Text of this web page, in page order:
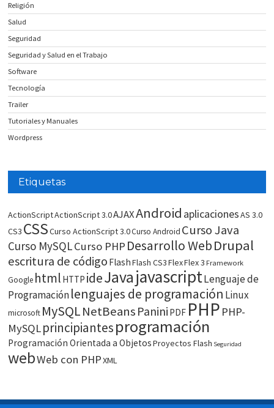
Religión
Salud
Seguridad
Seguridad y Salud en el Trabajo
Software
Tecnología
Trailer
Tutoriales y Manuales
Wordpress
Etiquetas
ActionScriptActionScript 3.0AJAXAndroid aplicacionesAS 3.0
CS3 CSSCurso ActionScript 3.0Curso Android Curso Java
Curso MySQLCurso PHP Desarrollo WebDrupal
escritura de código FlashFlash CS3FlexFlex 3 Framework
Google html HTTP ideJavajavascriptLenguaje de
Programaciónlenguajes de programación Linux
microsoft MySQLNetBeans Panini PDF PHP PHP-
MySQLprincipiantesprogramación
Programación Orientada a ObjetosProyectos Flash Seguridad
webWeb con PHPXML